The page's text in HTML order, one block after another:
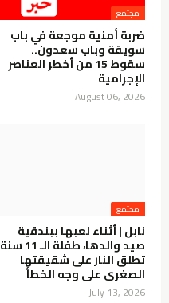
مجتمع
ضربة أمنية موجعة في باب
سويقة وباب سعدون..
سقوط 15 من أخطر العناصر
الإجرامية
August 06, 2026
مجتمع
نابل | أثناء لعبها ببندقية
صيد والدها، طفلة الـ 11 سنة
تطلق النار على شقيقتها
الصغرى على وجه الخطأ
July 13, 2026